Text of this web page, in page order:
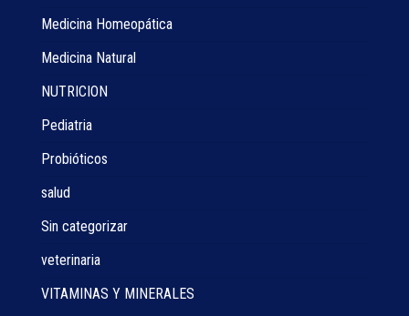
Medicina Homeopática
Medicina Natural
NUTRICION
Pediatria
Probióticos
salud
Sin categorizar
veterinaria
VITAMINAS Y MINERALES